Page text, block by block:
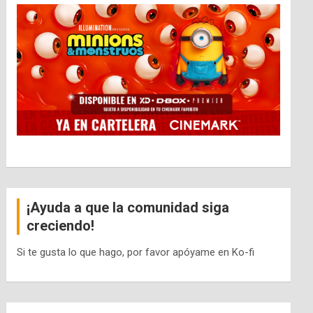
¡Ayuda a que la comunidad siga
creciendo!
Si te gusta lo que hago, por favor apóyame en Ko-fi